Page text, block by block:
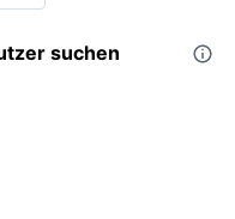
suchen